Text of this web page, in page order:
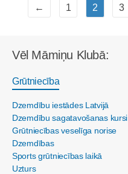
← 1 2 3
Vēl Māmiņu Klubā:
Grūtniecība
Dzemdību iestādes Latvijā
Dzemdību sagatavošanas kursi
Grūtniecības veselīga norise
Dzemdības
Sports grūtniecības laikā
Uzturs